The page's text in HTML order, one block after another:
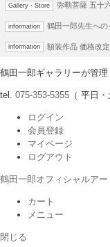
Gallery・Store 弥勒菩薩 五十
information 鶴田一郎先生への
information 額装作品 価格改
鶴田一郎ギャラリーが管
tel. 075-353-5355 （ 平日
ログイン
会員登録
マイページ
ログアウト
鶴田一郎オフィシャルアー
カート
メニュー
閉じる